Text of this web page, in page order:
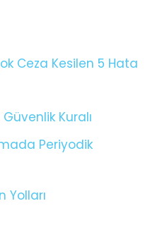
Ceza Kesilen 5 Hata
Kuralı
Periyodik
Yolları